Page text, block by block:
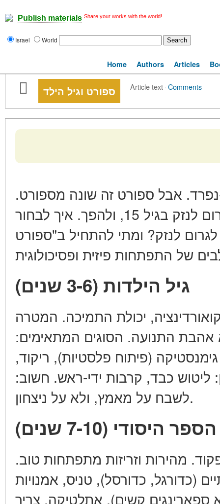
Publish materials Share your works with the world!
Israel World
Home Authors Articles
ספורט וגיל הילד Article text·Comments
אבל ספורט זה שונה מספורט.
מה שמועיל בגיל 5, עלול לגרום לנזק בגיל 15, ולהפך. איך לבחור
לנזק? ומתי להתחיל ב"ספורט
גיל הילדות (3-6 שנים)
יכולת התמיכה. המטרה
התנועה. הסוגים המתאימים:
(פיתוח פלסטיות), ריקוד,
ליטוש כבד, קרבות ידי-ראש. חשוב:
לשבח על מאמץ, ולא על ניצחון.
היסודי (7-10 שנים)
מהירות וזריזות מתפתחות טוב.
(כדורגל, כדורסל), טניס, אמנויות
ספארינגים קשים), אתלטיקה. צריך